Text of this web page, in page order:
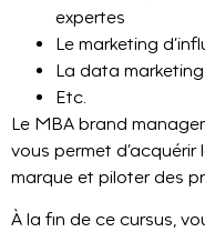
expertes
Le marketing
La data marketing
Etc.
Le MBA brand
vous permet
marque et piloter des
À la fin de ce cursus,